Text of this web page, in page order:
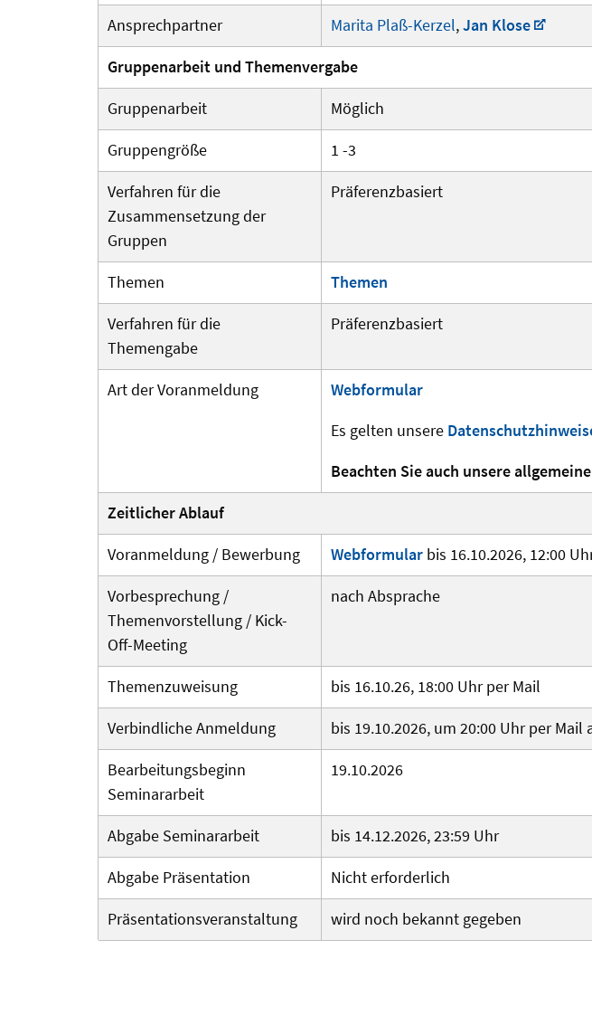
Ansprechpartner
Marita Plaß-Kerzel,Jan Klose
Gruppenarbeit und Themenvergabe
Gruppenarbeit
Möglich
Gruppengröße
1 -3
Verfahren für die
Zusammensetzung der
Gruppen
Präferenzbasiert
Themen
Themen
Verfahren für die
Themengabe
Präferenzbasiert
Art der Voranmeldung
Webformular
Es gelten unsere
Beachten Sie auch unsere allgemeine
Zeitlicher Ablauf
Voranmeldung / Bewerbung
Webformular bis 16.10.2026, 12:00
Vorbesprechung /
Themenvorstellung / Kick-
Off-Meeting
nach Absprache
Themenzuweisung
bis 16.10.26, 18:00 Uhr per Mail
Verbindliche Anmeldung
bis 19.10.2026, um 20:00 Uhr per
Bearbeitungsbeginn
Seminararbeit
19.10.2026
Abgabe Seminararbeit
bis 14.12.2026, 23:59 Uhr
Abgabe Präsentation
Nicht erforderlich
Präsentationsveranstaltung
wird noch bekannt gegeben